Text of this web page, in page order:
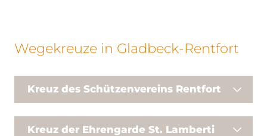
Wegekreuze in Gladbeck-Rentfort
Kreuz des Schützenvereins Rentfort
Kreuz der Ehrengarde St. Lamberti